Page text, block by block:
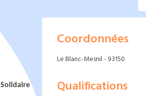
Coordonnées
Le Blanc-Mesnil - 93150
Qualifications